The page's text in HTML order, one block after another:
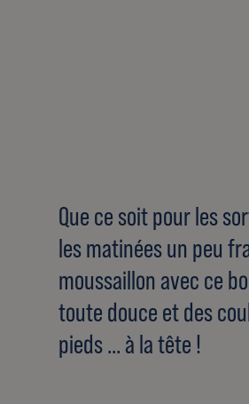
Que ce soit pour les
les matinées un peu
moussaillon avec ce
toute douce et des
pieds ... à la tête !